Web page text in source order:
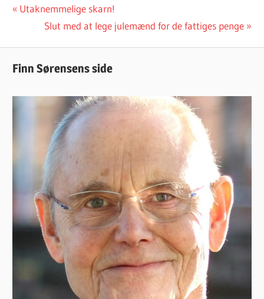
Indlægsnavigation
Previous
Utaknemmelige skarn!
Next
Slut med at lege julemænd for de fattiges penge
Finn Sørensens side